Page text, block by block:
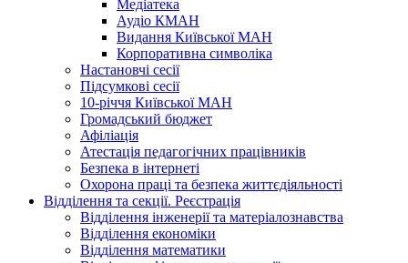
Медіатека
Аудіо КМАН
Видання Київської МАН
Корпоративна символіка
Настановчі сесії
Підсумкові сесії
10-річчя Київської МАН
Громадський бюджет
Афіліація
Атестація педагогічних працівників
Безпека в інтернеті
Охорона праці та безпека життєдіяльності
Відділення та секції. Реєстрація
Відділення інженерії та матеріалознавства
Відділення економіки
Відділення математики